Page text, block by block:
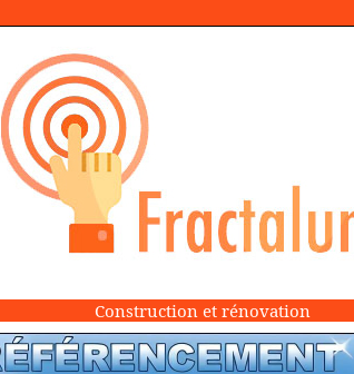
Construction et rénovation